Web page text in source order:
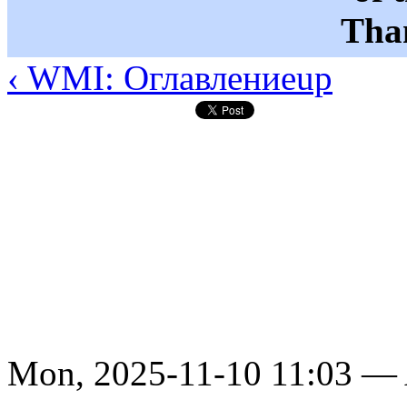
‹ WMI: Оглавлениеup
Mon, 2025-11-10 11:03 —